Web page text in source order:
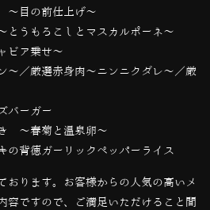
～目の前仕上げ～
とうもろこしとマスカルポーネ～
ビア乗せ～
～／厳選赤身肉～ニンニクダレ～／厳
バーガー
～春菊と温泉卵～
の背徳ガーリックペッパーライス
おります。お客様からの人気の高いメ
容ですので、ご満足いただけること間